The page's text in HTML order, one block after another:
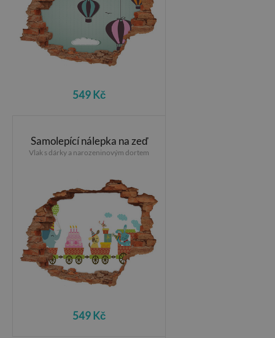
549 Kč
Samolepící nálepka na zeď
Vlak s dárky a narozeninovým dortem
549 Kč